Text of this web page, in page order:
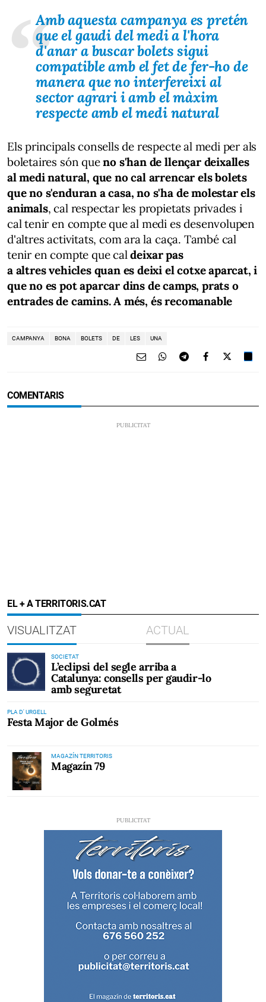
Amb aquesta campanya es pretén
que el gaudi del medi a l'hora
d'anar a buscar bolets sigui
compatible amb el fet de fer-ho de
manera que no interfereixi al
sector agrari i amb el màxim
respecte amb el medi natural
Els principals consells de respecte al medi per als
boletaires són queno s'han de llençar deixalles
al medi natural, que no cal arrencar els bolets
que no s'enduran a casa, no s'ha de molestar els
animals, cal respectar les propietats privades i
cal tenir en compte que al medi es desenvolupen
d'altres activitats, com ara la caça. També cal
tenir en compte que caldeixar pas
a altres vehicles quan es deixi el cotxe aparcat, i
que no es pot aparcar dins de camps, prats o
entrades de camins. A més, és recomanable
CAMPANYA BONA BOLETS DE LES UNA
COMENTARIS
EL + A TERRITORIS.CAT
VISUALITZAT ACTUAL
SOCIETAT
L’eclipsi del segle arriba a
Catalunya: consells per gaudir-lo
amb seguretat
PLA D' URGELL
Festa Major de Golmés
MAGAZÍN TERRITORIS
Magazín 79